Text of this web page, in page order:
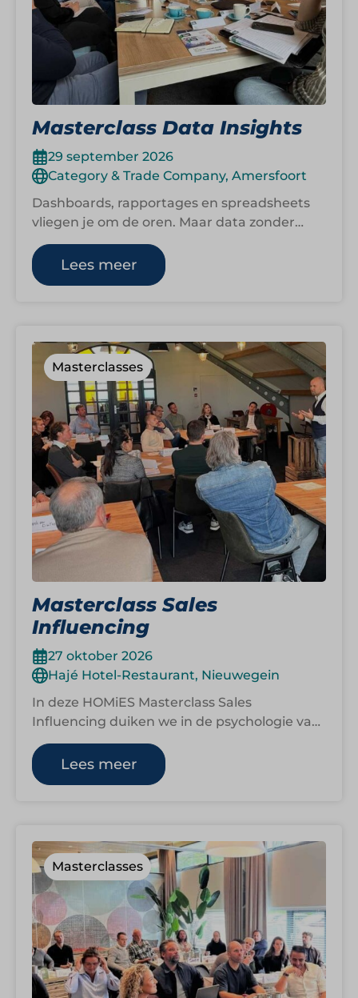
Masterclass Data Insights
29 september 2026
Category & Trade Company, Amersfoort
Dashboards, rapportages en spreadsheets
vliegen je om de oren. Maar data zonder
richting blijft ruis. In deze HOMiES
Masterclass leer…
Lees meer
Masterclasses
Masterclass Sales
Influencing
27 oktober 2026
Hajé Hotel-Restaurant, Nieuwegein
In deze HOMiES Masterclass Sales
Influencing duiken we in de psychologie van
beïnvloeding. Want of je nu aan tafel zit…
Lees meer
Masterclasses